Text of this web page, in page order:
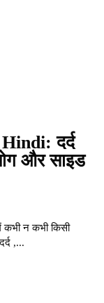
दर्द
और साइड
न कभी किसी
,...